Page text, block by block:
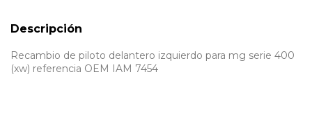
Descripción
Recambio de piloto delantero izquierdo para mg serie 400
(xw) referencia OEM IAM 7454